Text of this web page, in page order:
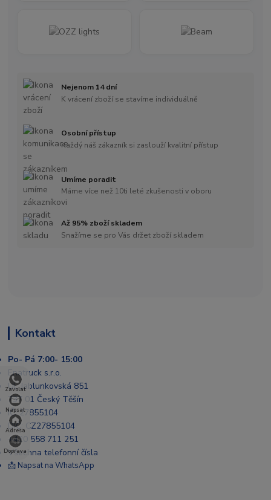
Zavolat
Napsat
Adresa
Doprava
Nejenom 14 dní
K vrácení zboží se stavíme individuálně
Osobní přístup
Každý náš zákazník si zaslouží kvalitní přístup
Umíme poradit
Máme více než 10ti leté zkušenosti v oboru
Až 95% zboží skladem
Snažíme se pro Vás držet zboží skladem
Kontakt
Po- Pá 7:00- 15:00
Enatruck s.r.o.
Ul. Jablunkovská 851
737 01 Český Těšín
IČ: 27855104
DIČ: CZ27855104
+420 558 711 251
Všechna telefonní čísla
📩 Napsat na WhatsApp